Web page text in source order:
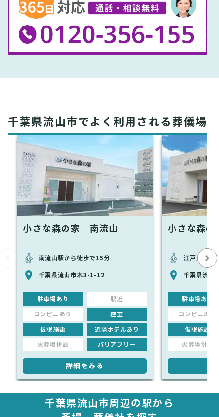
千葉県流山市でよく利用される葬儀場
小さな森の家 南流山
南流山駅から徒歩で15分
千葉県流山市木3-1-12
駐車場あり 駅近
コンビニあり 控室
仮眠施設 近隣ホテルあり
火葬場併設 バリアフリー
詳細をみる
小さな森
江戸川台駅
千葉県流山
駐車場あり
コンビニあり
仮眠施設
火葬場併設
千葉県流山市周辺の駅から